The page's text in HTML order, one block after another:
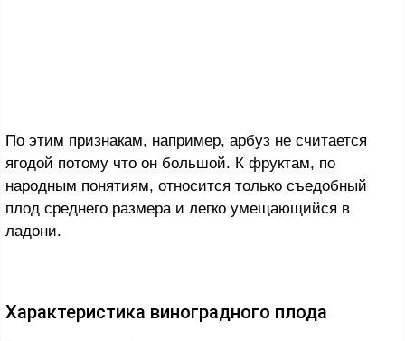
По этим признакам, например, арбуз не считается
ягодой потому что он большой. К фруктам, по
народным понятиям, относится только съедобный
плод среднего размера и легко умещающийся в
ладони.
Характеристика виноградного плода